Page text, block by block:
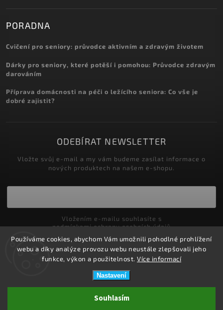
Používáme cookies, abychom Vám umožnili pohodlné prohlížení
webu a díky analýze provozu webu neustále zlepšovali jeho
funkce, výkon a použitelnost. Více informací
Nastavení
Souhlasím
PORADNA
Cvičení pro seniory: průvodce aktivním a zdravým životem
Dárky pro seniory, které potěší i pomohou: Průvodce zdravým
darováním
Příprava domácnosti na péči o ležícího seniora: Co vše je
dobré zajistit?
ODEBÍRAT NEWSLETTER
Vložte svůj e-mail a my vám budeme zasílat informace o
nových produktech na našem e-shopu.
podmínkami ochrany osobních údajů
Přihlásit se
ZDRAVOTNÍ POTŘEBY DRDLOVÁ